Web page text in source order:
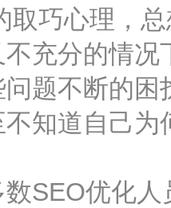
心理，总
充分的情
不断的困
知道自己
优化人